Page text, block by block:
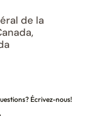
de la
Écrivez-nous!